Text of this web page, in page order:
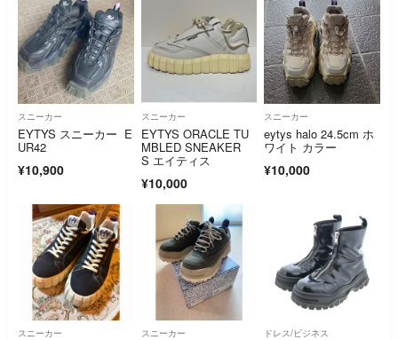
スニーカー
EYTYS スニーカー E
UR42
¥10,900
スニーカー
EYTYS ORACLE TU
MBLED SNEAKER
S エイティス
¥10,000
スニーカー
eytys halo 24.5cm ホ
ワイト カラー
¥10,000
スニーカー スニーカー ドレス/ビジネス